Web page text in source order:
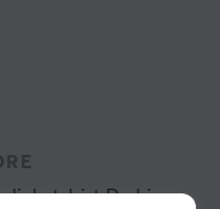
liebst, bist Du hier